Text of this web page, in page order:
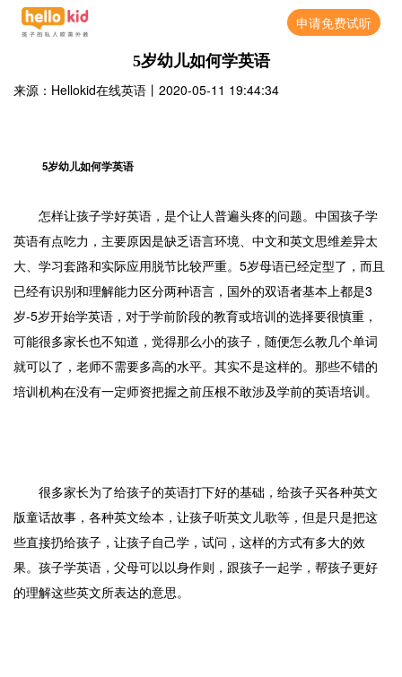
申请免费试听
5岁幼儿如何学英语
来源：Hellokid在线英语 丨 2020-05-11 19:44:34
5岁幼儿如何学英语
怎样让孩子学好英语，是个让人普遍头疼的问题。中国孩子学
英语有点吃力，主要原因是缺乏语言环境、中文和英文思维差异太
大、学习套路和实际应用脱节比较严重。5岁母语已经定型了，而且
已经有识别和理解能力区分两种语言，国外的双语者基本上都是3
岁-5岁开始学英语，对于学前阶段的教育或培训的选择要很慎重，
可能很多家长也不知道，觉得那么小的孩子，随便怎么教几个单词
就可以了，老师不需要多高的水平。其实不是这样的。那些不错的
培训机构在没有一定师资把握之前压根不敢涉及学前的英语培训。
很多家长为了给孩子的英语打下好的基础，给孩子买各种英文
版童话故事，各种英文绘本，让孩子听英文儿歌等，但是只是把这
些直接扔给孩子，让孩子自己学，试问，这样的方式有多大的效
果。孩子学英语，父母可以以身作则，跟孩子一起学，帮孩子更好
的理解这些英文所表达的意思。